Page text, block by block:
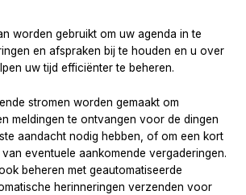
worden gebruikt om uw agenda in te
en afspraken bij te houden en u over
uw tijd efficiënter te beheren.
stromen worden gemaakt om
meldingen te ontvangen voor de dingen
aandacht nodig hebben, of om een kort
eventuele aankomende vergaderingen.
beheren met geautomatiseerde
herinneringen verzenden voor